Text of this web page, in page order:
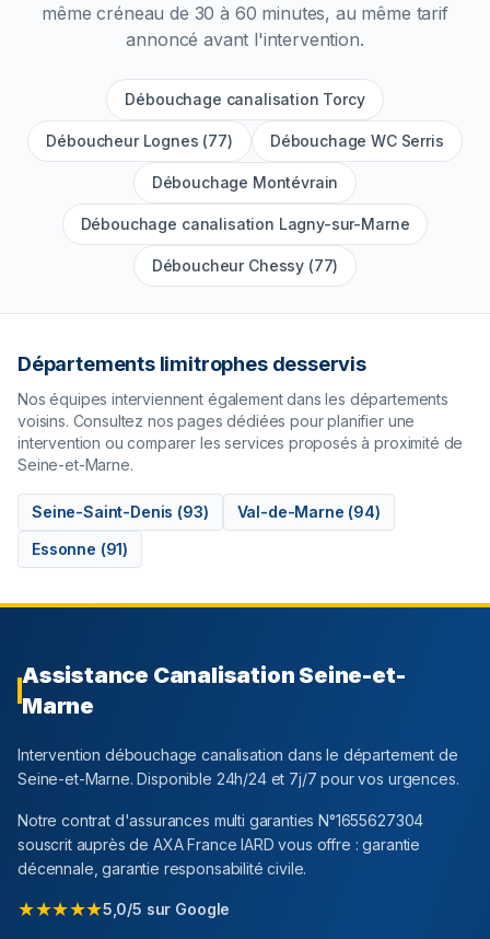
même créneau de 30 à 60 minutes, au même tarif
annoncé avant l'intervention.
Débouchage canalisation Torcy
Déboucheur Lognes (77) Débouchage WC Serris
Débouchage Montévrain
Débouchage canalisation Lagny-sur-Marne
Déboucheur Chessy (77)
Départements limitrophes desservis
Nos équipes interviennent également dans les départements
voisins. Consultez nos pages dédiées pour planifier une
intervention ou comparer les services proposés à proximité de
Seine-et-Marne.
Seine-Saint-Denis (93) Val-de-Marne (94)
Essonne (91)
Assistance Canalisation Seine-et-
Marne
Intervention débouchage canalisation dans le département de
Seine-et-Marne. Disponible 24h/24 et 7j/7 pour vos urgences.
Notre contrat d'assurances multi garanties N°1655627304
souscrit auprès de AXA France IARD vous offre : garantie
décennale, garantie responsabilité civile.
★★★★★5,0/5 sur Google